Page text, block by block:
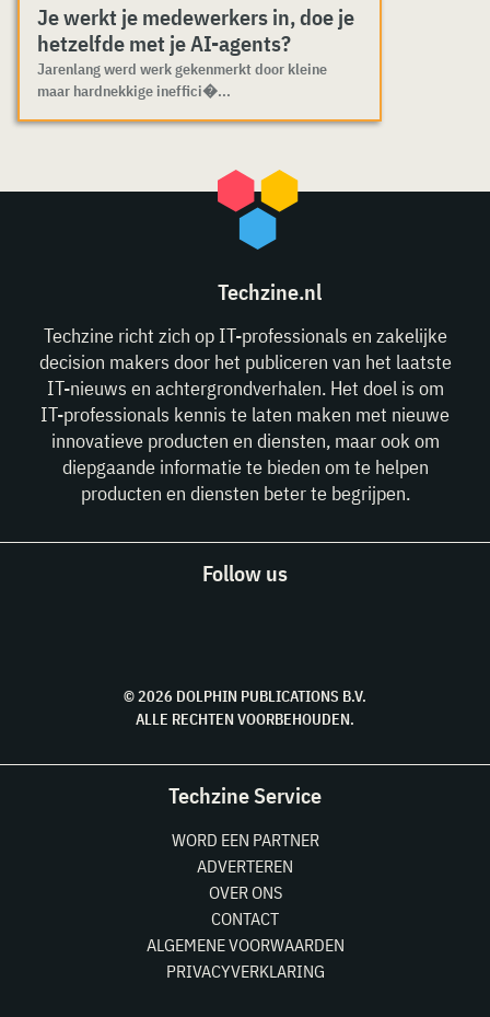
Je werkt je medewerkers in, doe je
hetzelfde met je AI-agents?
Jarenlang werd werk gekenmerkt door kleine
maar hardnekkige ineffici�...
Techzine.nl
Techzine richt zich op IT-professionals en zakelijke
decision makers door het publiceren van het laatste
IT-nieuws en achtergrondverhalen. Het doel is om
IT-professionals kennis te laten maken met nieuwe
innovatieve producten en diensten, maar ook om
diepgaande informatie te bieden om te helpen
producten en diensten beter te begrijpen.
Follow us
© 2026 DOLPHIN PUBLICATIONS B.V.
ALLE RECHTEN VOORBEHOUDEN.
Techzine Service
WORD EEN PARTNER
ADVERTEREN
OVER ONS
CONTACT
ALGEMENE VOORWAARDEN
PRIVACYVERKLARING